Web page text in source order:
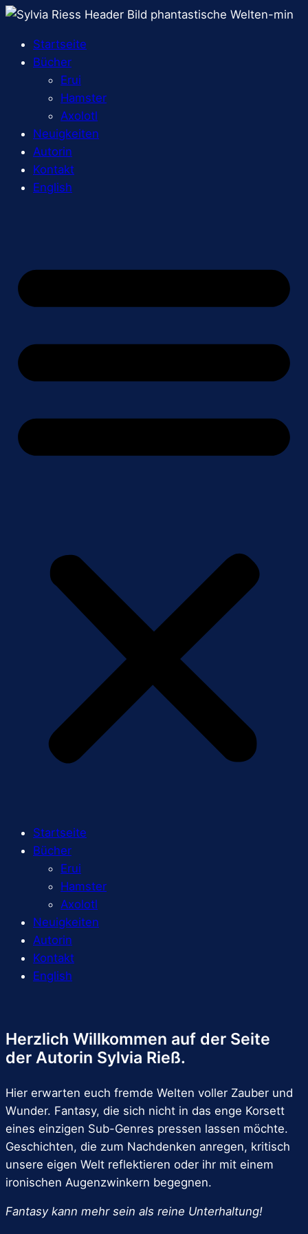
Startseite
Bücher
Erui
Hamster
Axolotl
Neuigkeiten
Autorin
Kontakt
English
Startseite
Bücher
Erui
Hamster
Axolotl
Neuigkeiten
Autorin
Kontakt
English
Herzlich Willkommen auf der Seite
der Autorin Sylvia Rieß.
Hier erwarten euch fremde Welten voller Zauber und
Wunder. Fantasy, die sich nicht in das enge Korsett
eines einzigen Sub-Genres pressen lassen möchte.
Geschichten, die zum Nachdenken anregen, kritisch
unsere eigen Welt reflektieren oder ihr mit einem
ironischen Augenzwinkern begegnen.
Fantasy kann mehr sein als reine Unterhaltung!